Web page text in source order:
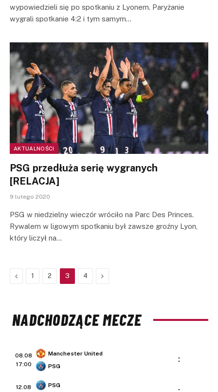
wypowiedzieli się po spotkaniu z Lyonem. Paryżanie
wygrali spotkanie 4:2 i tym samym…
AKTUALNOŚCI
PSG przedłuża serię wygranych
[RELACJA]
9 lutego 2020
PSG w niedzielny wieczór wróciło na Parc Des Princes.
Rywalem w ligowym spotkaniu był zawsze groźny Lyon,
który liczył na…
Previous
1 2 3 4 Next
NADCHODZĄCE MECZE
08.08
17:00
Manchester United
PSG
:
12.08 PSG